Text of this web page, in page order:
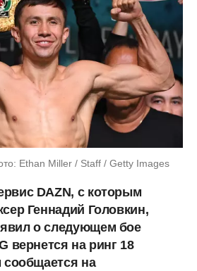
Ethan Miller / Staff / Getty Images
DAZN, с которым
Геннадий Головкин,
о следующем бое
вернется на ринг 18
на